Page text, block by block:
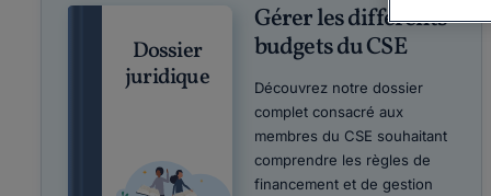
Dossier
juridique
Gérer les différents
budgets du CSE
Découvrez notre dossier
complet consacré aux
membres du CSE souhaitant
comprendre les règles de
financement et de gestion